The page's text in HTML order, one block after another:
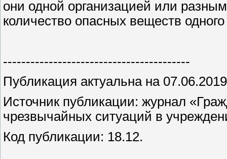
они одной организацией или
количество опасных веществ
-----------------------------------------
Публикация актуальна на
Источник публикации: журнал
чрезвычайных ситуаций в
Код публикации: 18.12.